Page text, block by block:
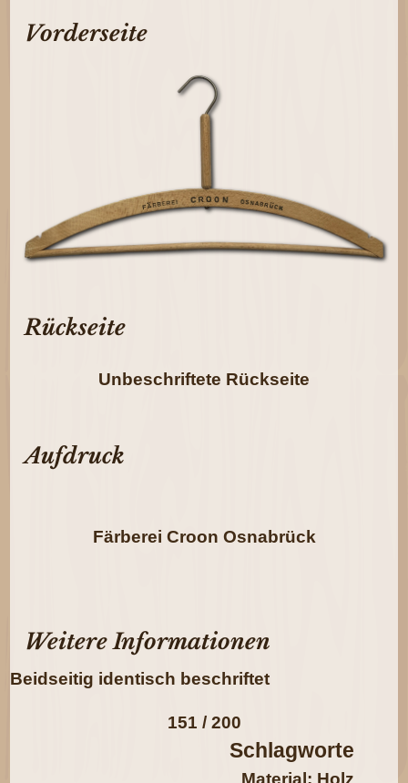
Vorderseite
Rückseite
Unbeschriftete Rückseite
Aufdruck
Färberei Croon Osnabrück
Weitere Informationen
Beidseitig identisch beschriftet
151 / 200
Schlagworte
Material: Holz